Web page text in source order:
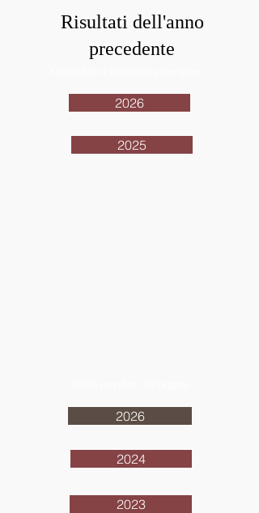
Risultati dell'anno
precedente
2026
2025
2026
2024
2023